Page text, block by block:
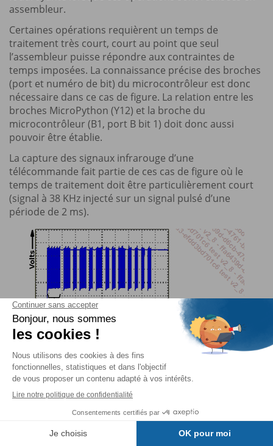
assembleur.
Certaines opérations requièrent un temps de
traitement très court, court au point que seul
l’assembleur puisse répondre aux contraintes de
temps imposées. La connaissance précise des broches
(port et numéro de bit) du microcontrôleur est donc
nécessaire dans ce cas de figure. La relation entre les
broches MicroPython (Y12) et la broche du
microcontrôleur (B1, port B bit 1) doit donc aussi
pouvoir être établie.
La capture des signaux infrarouge d’une
télécommande fait partie de ces cas de figure où le
temps de traitement doit être particulièrement court
(signal à 38 KHz injecté sur un signal pulsé d’une
période de 2 ms).
Table des matières